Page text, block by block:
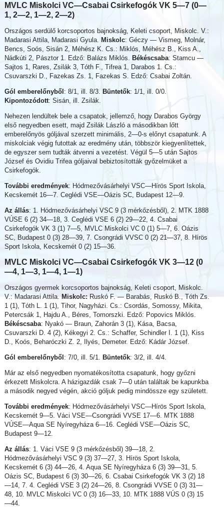
MVLC Miskolci VC—Csabai Csirkefogók VK 5—7 (0—
1, 2—2, 1—2, 2—2)
Országos serdülő korcsoportos bajnokság, Keleti csoport, Miskolc. V.:
Madarasi Attila, Madarasi Gyula. Miskolc: Géczy — Vismeg, Molnár,
Bencs, Soós, Sisán 2, Méhész K. Cs.: Miklós, Méhész B., Kiss A.,
Nádkúti 2, Pásztor 1. Edző: Balázs Miklós. Békéscsaba: Stamcu —
Sajtos 1, Rares, Zsilák 3, Tóth F., Tifrea 1, Darabos 1. Cs.:
Csuvarszki D., Fazekas Zs. 1, Fazekas S. Edző: Csabai Zoltán.
Gól emberelőnyből : 8/1, ill. 8/3. Büntetők: 1/1, ill. 0/0.
Kipontozódott: Sisán, ill. Zsilák.
Nehezen lendültek bele a csapatok, jellemző, hogy Darabos György
első negyedben esett, majd Zsilák László a másodikban lőtt
emberelőnyös góljával szerzett minimális, 2—0-s előnyt csapatunk. A
miskolciak végig futottak az eredmény után, többször kiegyenlítettek,
de egyszer sem tudták átvenni a vezetést. Végül 5—5 után Sajtos
József és Ovidiu Trifea góljaival bebiztosították győzelmüket a
Csirkefogók.
További eredmények: Hódmezővásárhelyi VSC—Hírös Sport Iskola,
Kecskemét 16—7. Ceglédi VSE—Oázis SC, Budapest 12—9.
Az állás: 1. Hódmezővásárhelyi VSC 9 (3 mérkőzésből), 2. MTK 1888
VÚSE 6 (2) 34—18, 3. Ceglédi VSE 6 (2) 29—22, 4. Csabai
Csirkefogók VK 3 (1) 7—5, MVLC Miskolci VC 0 (1) 5—7, 6. Oázis
SC, Budapest 0 (3) 28—39, 7. Csongrádi VVSC 0 (2) 21—37, 8. Hírös
Sport Iskola, Kecskemét 0 (2) 15—36.
MVLC Miskolci VC—Csabai Csirkefogók VK 3—12 (0
—4, 1—3, 1—4, 1—1)
Országos gyermek korcsoportos bajnokság, Keleti csoport, Miskolc.
V.: Madarasi Attila. Miskolc: Ruskó F. — Barabás, Ruskó B., Tóth Zs.
1 (1), Tóth L. 1 (1), Tihor, Nagyházi. Cs.: Csordás, Somossy, Mikita,
Petercsák 1, Hajdu A., Béres, Tomorszki. Edző: Popovics Miklós.
Békéscsaba: Nyakó — Braun, Zahorán 3 (1), Kása, Bacsa,
Csuvarszki D. 4 (2), Kékegyi 2. Cs.: Schaffer, Schindler I. 1 (1), Kiss
D., Koós, Beharóczki Z. 2, Ilyés, Demeter. Edző: Kádár József.
Gól emberelőnyből : 7/0, ill. 5/1. Büntetők: 3/2, ill. 4/4.
Már az első negyedben nyomatékosította csapatunk, hogy győzni
érkezett Miskolcra. A házigazdák csak 7—0 után találtak be kapunkba
a második negyed végén, akció góljuk pedig mindössze egy született.
További eredmények: Hódmezővásárhelyi VSC—Hírös Sport Iskola,
Kecskemét 9—5. Váci VSE—Csongrádi VVSE 17—6. MTK 1888
VÚSE—Aqua SE Nyíregyháza 6—16. Ceglédi VSE—Oázis SC,
Budapest 9—12.
Az állás: 1. Váci VSE 9 (3 mérkőzésből) 39—18, 2.
Hódmezővásárhelyi VSC 9 (3) 37—27, 3. Hírös Sport Iskola,
Kecskemét 6 (3) 44—26, 4. Aqua SE Nyíregyháza 6 (3) 39—31, 5.
Oázis SC, Budapest 6 (3) 30—26, 6. Csabai Csirkefogók VK 3 (2) 18
—14, 7. 4. Ceglédi VSE 3 (2) 24—26, 8. Csongrádi VVSE 0 (3) 31—
48, 10. MVLC Miskolci VC 0 (3) 16—33, 10. MTK 1888 VÚS 0 (3) 15
—44.